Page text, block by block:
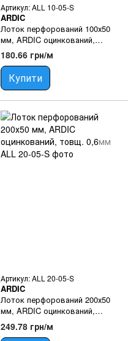
Артикул: ALL 10-05-S
ARDIC
Лоток перфорований 100х50
мм, ARDIC оцинкований,
товщ. 0,6мм
180.66 грн/м
Купити
Артикул: ALL 20-05-S
ARDIC
Лоток перфорований 200х50
мм, ARDIC оцинкований,
товщ. 0,6мм
249.78 грн/м